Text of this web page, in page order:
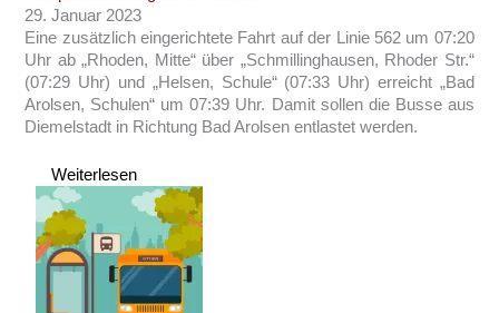
29. Januar 2023
Eine zusätzlich eingerichtete Fahrt auf der Linie 562 um 07:20
Uhr ab „Rhoden, Mitte“ über „Schmillinghausen, Rhoder Str.“
(07:29 Uhr) und „Helsen, Schule“ (07:33 Uhr) erreicht „Bad
Arolsen, Schulen“ um 07:39 Uhr. Damit sollen die Busse aus
Diemelstadt in Richtung Bad Arolsen entlastet werden.
Weiterlesen